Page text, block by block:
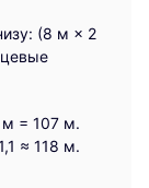
(8 м × 2
= 107 м.
≈ 118 м.